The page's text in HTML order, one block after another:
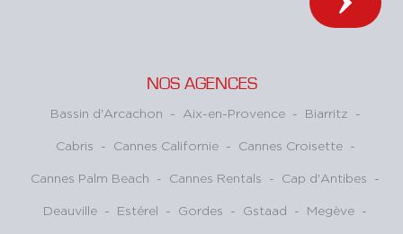
NOS AGENCES
Bassin d'Arcachon - Aix-en-Provence - Biarritz -
Cabris - Cannes Californie - Cannes Croisette -
Cannes Palm Beach - Cannes Rentals - Cap d'Antibes -
Deauville - Estérel - Gordes - Gstaad - Megève -